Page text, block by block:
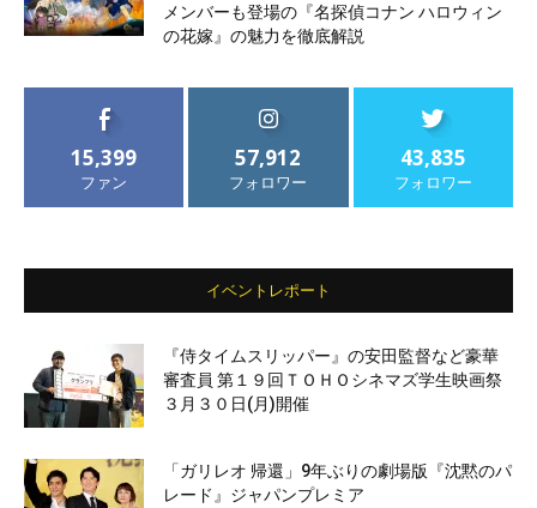
メンバーも登場の『名探偵コナン ハロウィン
の花嫁』の魅力を徹底解説
15,399
ファン
57,912
フォロワー
43,835
フォロワー
イベントレポート
『侍タイムスリッパー』の安田監督など豪華
審査員 第１９回ＴＯＨＯシネマズ学生映画祭
３月３０日(月)開催
「ガリレオ 帰還」9年ぶりの劇場版『沈黙のパ
レード』ジャパンプレミア